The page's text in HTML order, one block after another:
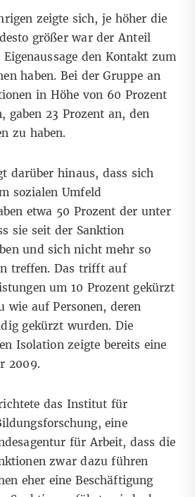
zeigte sich, je höher die
größer war der Anteil
den Kontakt zum
haben. Bei der Gruppe an
in Höhe von 60 Prozent
gaben 23 Prozent an, den
zu haben.
darüber hinaus, dass sich
sozialen Umfeld
etwa 50 Prozent der unter
sie seit der Sanktion
und sich nicht mehr so
treffen. Das trifft auf
um 10 Prozent gekürzt
wie auf Personen, deren
gekürzt wurden. Die
Isolation zeigte bereits eine
2009.
das Institut für
, eine
für Arbeit, dass die
zwar dazu führen
eher eine Beschäftigung